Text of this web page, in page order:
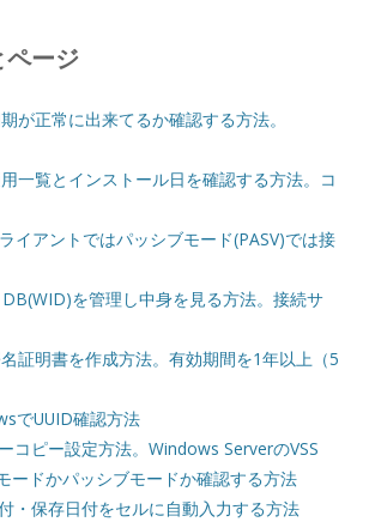
ページ
が正常に出来てるか確認する方法。
一覧とインストール日を確認する方法。コ
イアントではパッシブモード(PASV)では接
を管理し中身を見る方法。接続サ
証明書を作成方法。有効期間を1年以上（5
でUUID確認方法
コピー設定方法。Windows ServerのVSS
ードかパッシブモードか確認する方法
・保存日付をセルに自動入力する方法